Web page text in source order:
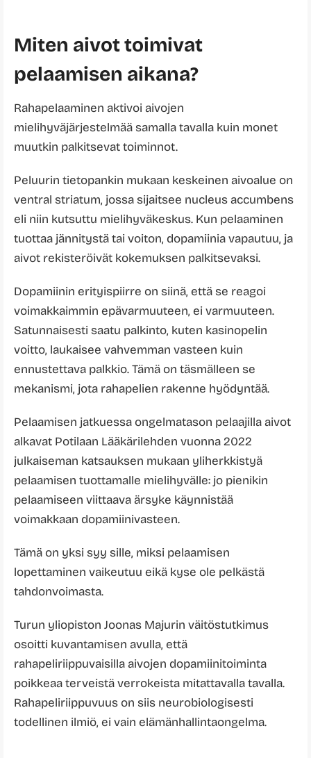
Miten aivot toimivat
pelaamisen aikana?
Rahapelaaminen aktivoi aivojen
mielihyväjärjestelmää samalla tavalla kuin monet
muutkin palkitsevat toiminnot.
Peluurin tietopankin mukaan keskeinen aivoalue on
ventral striatum, jossa sijaitsee nucleus accumbens
eli niin kutsuttu mielihyväkeskus. Kun pelaaminen
tuottaa jännitystä tai voiton, dopamiinia vapautuu, ja
aivot rekisteröivät kokemuksen palkitsevaksi.
Dopamiinin erityispiirre on siinä, että se reagoi
voimakkaimmin epävarmuuteen, ei varmuuteen.
Satunnaisesti saatu palkinto, kuten kasinopelin
voitto, laukaisee vahvemman vasteen kuin
ennustettava palkkio. Tämä on täsmälleen se
mekanismi, jota rahapelien rakenne hyödyntää.
Pelaamisen jatkuessa ongelmatason pelaajilla aivot
alkavat Potilaan Lääkärilehden vuonna 2022
julkaiseman katsauksen mukaan yliherkkistyä
pelaamisen tuottamalle mielihyvälle: jo pienikin
pelaamiseen viittaava ärsyke käynnistää
voimakkaan dopamiinivasteen.
Tämä on yksi syy sille, miksi pelaamisen
lopettaminen vaikeutuu eikä kyse ole pelkästä
tahdonvoimasta.
Turun yliopiston Joonas Majurin väitöstutkimus
osoitti kuvantamisen avulla, että
rahapeliriippuvaisilla aivojen dopamiinitoiminta
poikkeaa terveistä verrokeista mitattavalla tavalla.
Rahapeliriippuvuus on siis neurobiologisesti
todellinen ilmiö, ei vain elämänhallintaongelma.